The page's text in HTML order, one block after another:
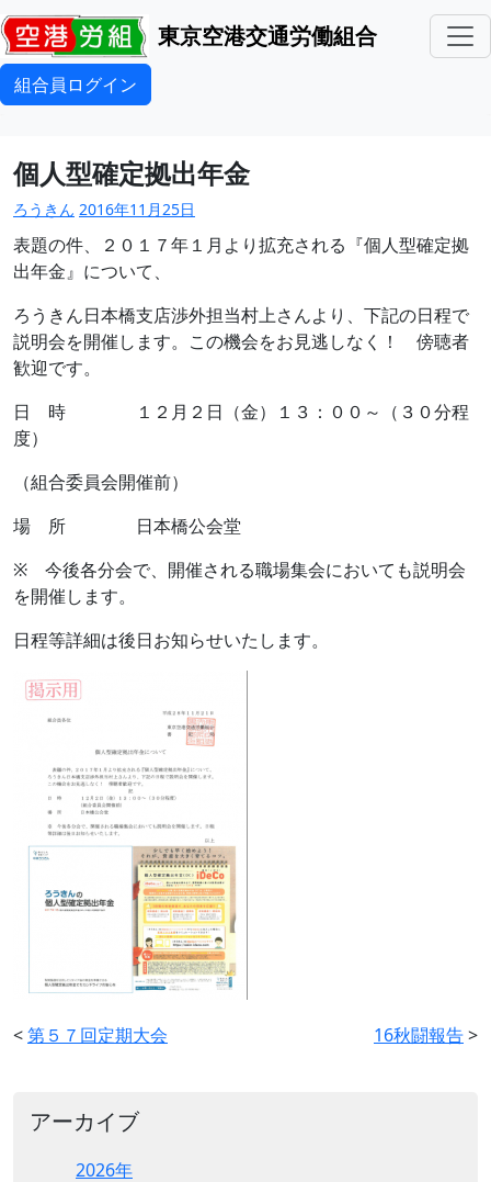
東京空港交通労働組合
組合員ログイン
アーカイブ
2026年
個人型確定拠出年金
ろうきん 2016年11月25日
表題の件、２０１７年１月より拡充される『個人型確定拠
出年金』について、
ろうきん日本橋支店渉外担当村上さんより、下記の日程で
説明会を開催します。この機会をお見逃しなく！ 傍聴者
歓迎です。
日 時 １２月２日（金）１３：００～（３０分程
度）
（組合委員会開催前）
場 所 日本橋公会堂
※ 今後各分会で、開催される職場集会においても説明会
を開催します。
日程等詳細は後日お知らせいたします。
<第５７回定期大会 16秋闘報告>